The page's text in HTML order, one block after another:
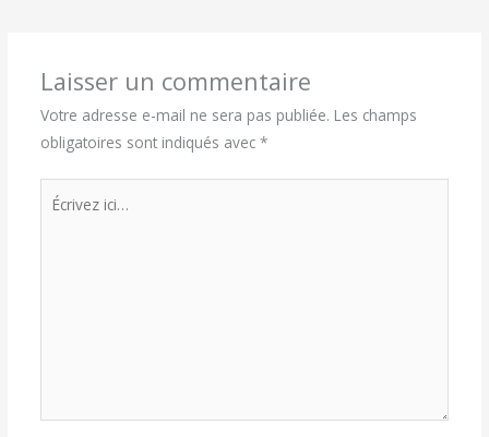
Laisser un commentaire
Votre adresse e-mail ne sera pas publiée. Les champs
obligatoires sont indiqués avec *
Écrivez